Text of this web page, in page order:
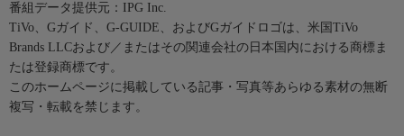
番組データ提供元：IPG Inc.
TiVo、Gガイド、G-GUIDE、およびGガイドロゴは、米国TiVo
Brands LLCおよび／またはその関連会社の日本国内における商標ま
たは登録商標です。
このホームページに掲載している記事・写真等あらゆる素材の無断
複写・転載を禁じます。